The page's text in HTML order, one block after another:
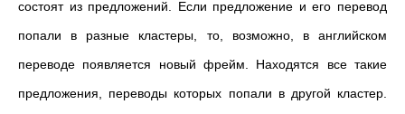
состоят из предложений. Если предложение и его перевод
попали в разные кластеры, то, возможно, в английском
переводе появляется новый фрейм. Находятся все такие
предложения, переводы которых попали в другой кластер.